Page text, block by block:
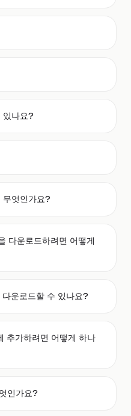
있나요?
무엇인가요?
다운로드하려면 어떻게
운로드할 수 있나요?
추가하려면 어떻게 하나
인가요?